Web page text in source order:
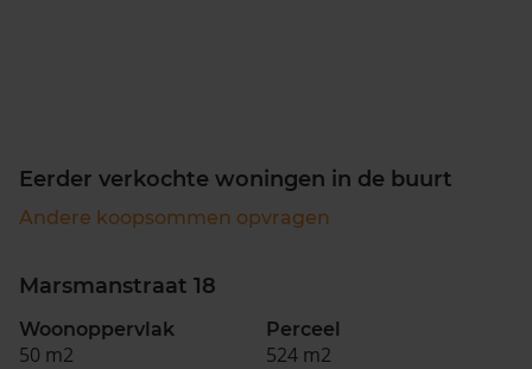
Eerder verkochte woningen in de buurt
Andere koopsommen opvragen
Marsmanstraat 18
Woonoppervlak
50 m2
Perceel
524 m2